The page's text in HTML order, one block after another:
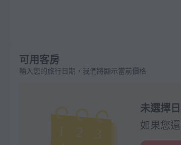
可用客房
輸入您的旅行日期，我們將顯示當前價格
未選擇
如果您